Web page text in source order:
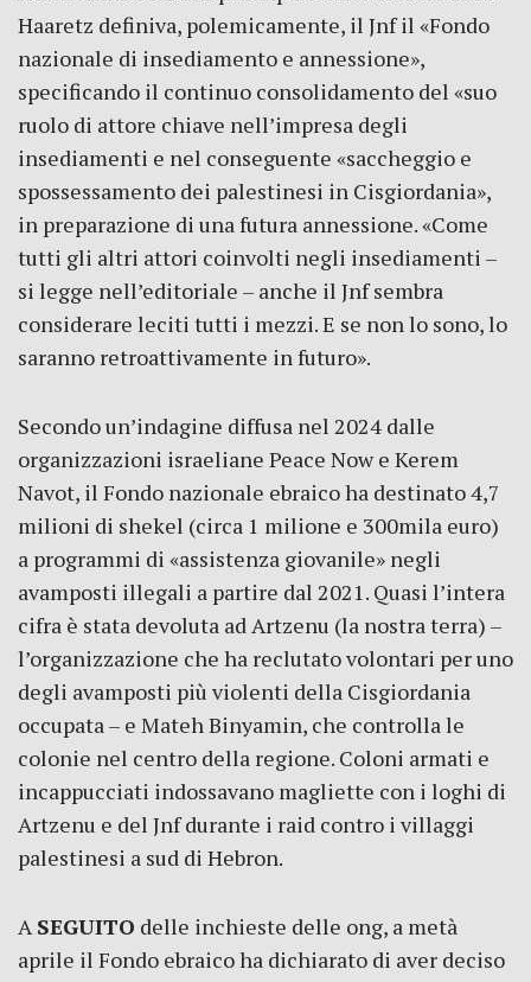
Haaretz definiva, polemicamente, il Jnf il «Fondo
nazionale di insediamento e annessione»,
specificando il continuo consolidamento del «suo
ruolo di attore chiave nell’impresa degli
insediamenti e nel conseguente «saccheggio e
spossessamento dei palestinesi in Cisgiordania»,
in preparazione di una futura annessione. «Come
tutti gli altri attori coinvolti negli insediamenti –
si legge nell’editoriale – anche il Jnf sembra
considerare leciti tutti i mezzi. E se non lo sono, lo
saranno retroattivamente in futuro».
Secondo un’indagine diffusa nel 2024 dalle
organizzazioni israeliane Peace Now e Kerem
Navot, il Fondo nazionale ebraico ha destinato 4,7
milioni di shekel (circa 1 milione e 300mila euro)
a programmi di «assistenza giovanile» negli
avamposti illegali a partire dal 2021. Quasi l’intera
cifra è stata devoluta ad Artzenu (la nostra terra) –
l’organizzazione che ha reclutato volontari per uno
degli avamposti più violenti della Cisgiordania
occupata – e Mateh Binyamin, che controlla le
colonie nel centro della regione. Coloni armati e
incappucciati indossavano magliette con i loghi di
Artzenu e del Jnf durante i raid contro i villaggi
palestinesi a sud di Hebron.
ASEGUITO delle inchieste delle ong, a metà
aprile il Fondo ebraico ha dichiarato di aver deciso